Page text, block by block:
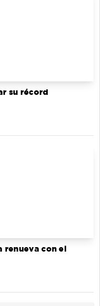
su récord
renueva con el